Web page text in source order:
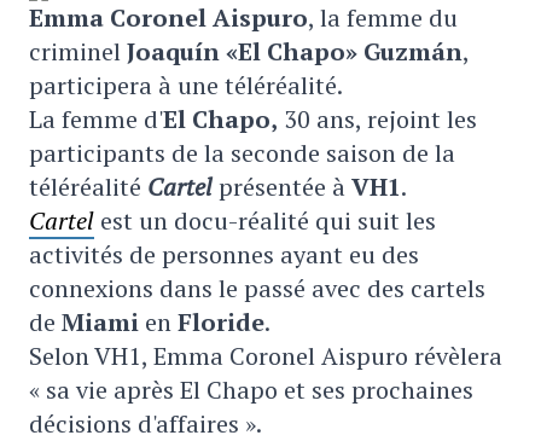
Emma Coronel Aispuro, la femme du
criminelJoaquín «El Chapo» Guzmán,
participera à une téléréalité.
La femme d'El Chapo, 30 ans, rejoint les
participants de la seconde saison de la
téléréalité Cartelprésentée àVH1.
Cartel est un docu-réalité qui suit les
activités de personnes ayant eu des
connexions dans le passé avec des cartels
de Miami enFloride.
Selon VH1, Emma Coronel Aispuro révèlera
« sa vie après El Chapo et ses prochaines
décisions d'affaires ».